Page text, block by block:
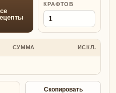
КРАФТОВ
СУММА ИСКЛ.
Скопировать